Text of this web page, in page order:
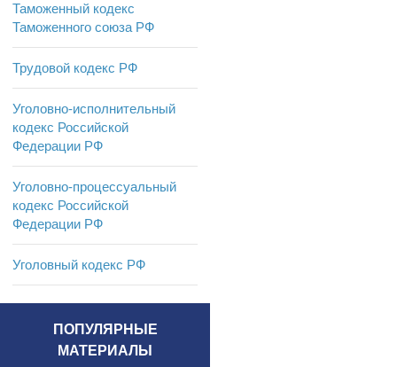
Таможенный кодекс
Таможенного союза РФ
Трудовой кодекс РФ
Уголовно-исполнительный
кодекс Российской
Федерации РФ
Уголовно-процессуальный
кодекс Российской
Федерации РФ
Уголовный кодекс РФ
ПОПУЛЯРНЫЕ
МАТЕРИАЛЫ